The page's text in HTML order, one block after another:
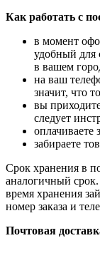
Как работать с
в момент
удобный для
в вашем
на ваш
значит, что
вы
следует
оплачиваете
забираете
Срок хранения в
аналогичный
время хранения
номер заказа и
Почтовая